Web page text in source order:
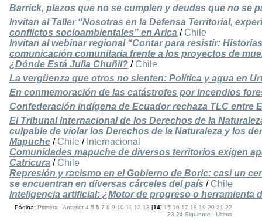
Barrick, plazos que no se cumplen y deudas que no se
Invitan al Taller “Nosotras en la Defensa Territorial,
conflictos socioambientales” en Arica / Chile
Invitan al webinar regional “Contar para resistir:
comunicación comunitaria frente a los proyectos de
¿Dónde Está Julia Chuñil? / Chile
La vergüenza que otros no sienten: Política y agua en
En conmemoración de las catástrofes por incendios
Confederación indígena de Ecuador rechaza TLC entre
El Tribunal Internacional de los Derechos de la
culpable de violar los Derechos de la Naturaleza y los
Mapuche / Chile / Internacional
Comunidades mapuche de diversos territorios exigen
Catricura / Chile
Represión y racismo en el Gobierno de Boric: casi un
se encuentran en diversas cárceles del país / Chile
Inteligencia artificial: ¿Motor de progreso o herramienta
Página:Primera -Anterior 4 5 6 7 8 9 10 11 12 13 [14]15 16 17 18 19 20 21 22
23 24 Siguiente -Ultima